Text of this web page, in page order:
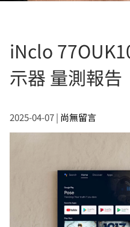
iNclo
示器 量測報告
2025-04-07| 尚無留言